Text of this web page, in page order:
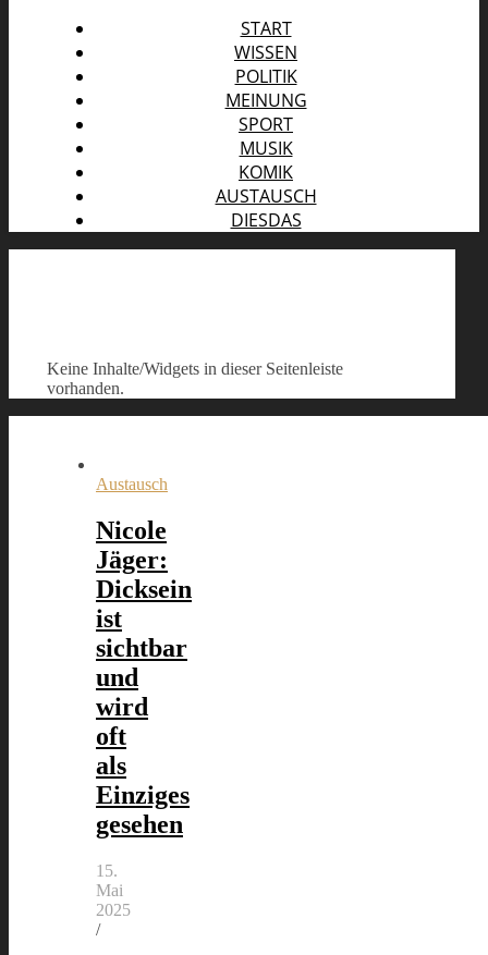
START
WISSEN
POLITIK
MEINUNG
SPORT
MUSIK
KOMIK
AUSTAUSCH
DIESDAS
Keine Inhalte/Widgets in dieser Seitenleiste
vorhanden.
Austausch
Nicole
Jäger:
Dicksein
ist
sichtbar
und
wird
oft
als
Einziges
gesehen
15.
Mai
2025
/